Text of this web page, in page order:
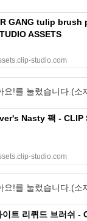
GANG tulip brush
ASSETS
studio.com
요!를 눌렀습니다.(소
Nasty 팩 - CLIP
studio.com
요!를 눌렀습니다.(소
이트 리퀴드 브러쉬 -